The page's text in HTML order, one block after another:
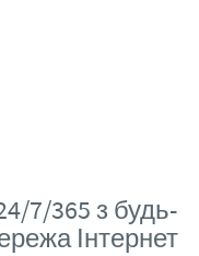
7/365 з будь-
Інтернет